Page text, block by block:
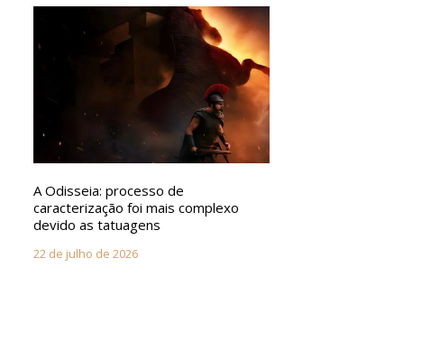
A Odisseia: processo de
caracterização foi mais complexo
devido as tatuagens
22 de julho de 2026